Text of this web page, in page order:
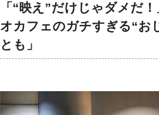
「“映え”だけじゃダメだ
オカフェのガチすぎる“お
とも」